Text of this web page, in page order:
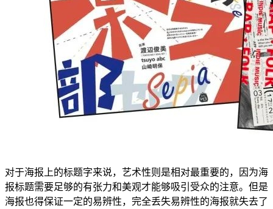
对于海报上的标题字来说，艺术性则是相对最重要的，因为海
报标题需要足够的有张力和美观才能够吸引受众的注意。但是
海报也得保证一定的易辨性，完全丢失易辨性的海报就失去了